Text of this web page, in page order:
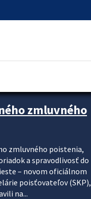
zmluvného
zmluvného poistenia,
a spravodlivosť do
– novom oficiálnom
poisťovateľov (SKP),
na...